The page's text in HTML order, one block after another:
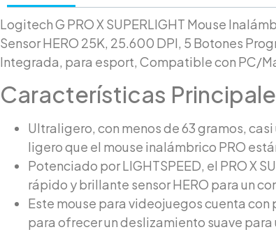
Logitech G PRO X SUPERLIGHT Mouse
Sensor HERO 25K, 25.600 DPI, 5 Botones
Integrada, para esport, Compatible con PC/
Características
Ultraligero, con menos de 63 gramos,
ligero que el mouse inalámbrico PRO
Potenciado por LIGHTSPEED, el PRO X
rápido y brillante sensor HERO para un
Este mouse para videojuegos cuenta con
para ofrecer un deslizamiento suave